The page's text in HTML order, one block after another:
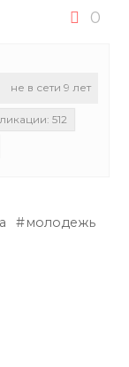
0
не в сети 9 лет
512
молодежь